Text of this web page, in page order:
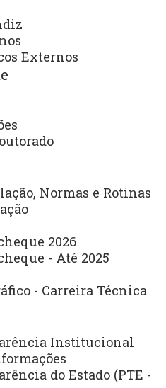
Externos
Normas e Rotinas
2026
- Até 2025
- Carreira Técnica
Institucional
do Estado (PTE -
para o enfrentamento de
que implicam,
de sua vida.
46) 3520-4884
presencial e
– Bairro Vila Nova, CEP
– Paraná.
218
Atendimento:
Segundas-
às 20h
30 DE JUNHO DE